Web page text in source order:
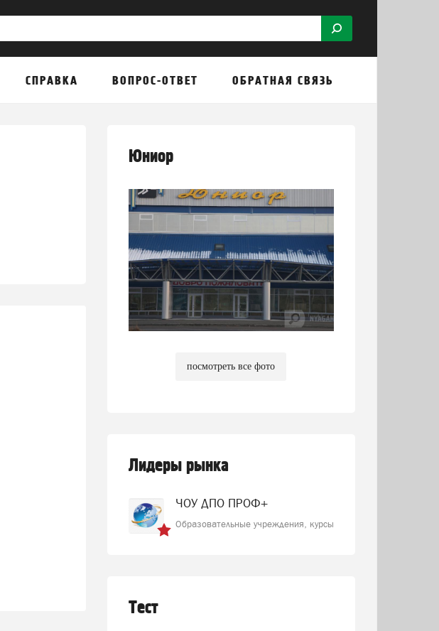
СПРАВКА ВОПРОС-ОТВЕТ ОБРАТНАЯ СВЯЗЬ
Юниор
посмотреть все фото
Лидеры рынка
ЧОУ ДПО ПРОФ+
Образовательные учреждения, курсы
Тест